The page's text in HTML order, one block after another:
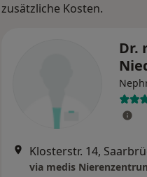
zusätzliche Kosten.
Dr.
Klosterstr. 14,
via medis